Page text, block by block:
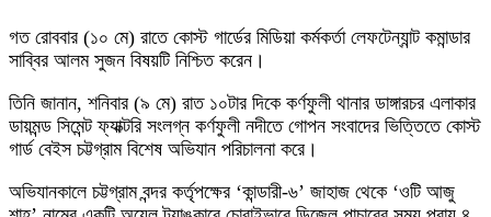
গত রোববার (১০ মে) রাতে কোস্ট গার্ডের মিডিয়া কর্মকর্তা লেফটেন্যান্ট কমান্ডার
সাব্বির আলম সুজন বিষয়টি নিশ্চিত করেন।
তিনি জানান, শনিবার (৯ মে) রাত ১০টার দিকে কর্ণফুলী থানার ডাঙ্গারচর এলাকার
ডায়মন্ড সিমেন্ট ফ্যাক্টরি সংলগ্ন কর্ণফুলী নদীতে গোপন সংবাদের ভিত্তিতে কোস্ট
গার্ড বেইস চট্টগ্রাম বিশেষ অভিযান পরিচালনা করে।
অভিযানকালে চট্টগ্রাম বন্দর কর্তৃপক্ষের ‘কান্ডারী-৬’ জাহাজ থেকে ‘ওটি আজু